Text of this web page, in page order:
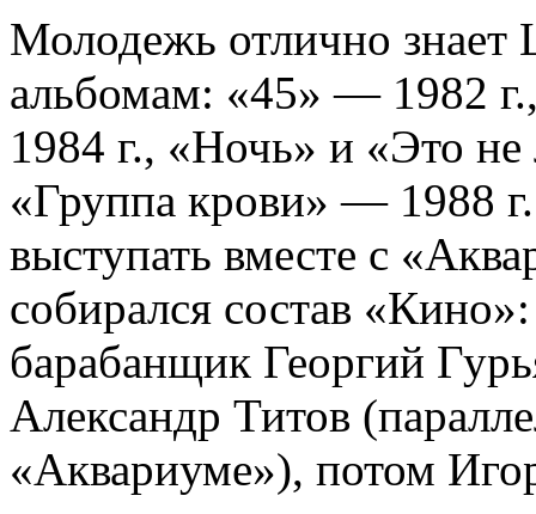
Молодежь отлично
альбомам: «45» — 1982
1984 г., «Ночь» и «Это
«Группа крови» — 1988
выступать вместе с
собирался состав
барабанщик Георгий
Александр Титов
«Аквариуме»), потом